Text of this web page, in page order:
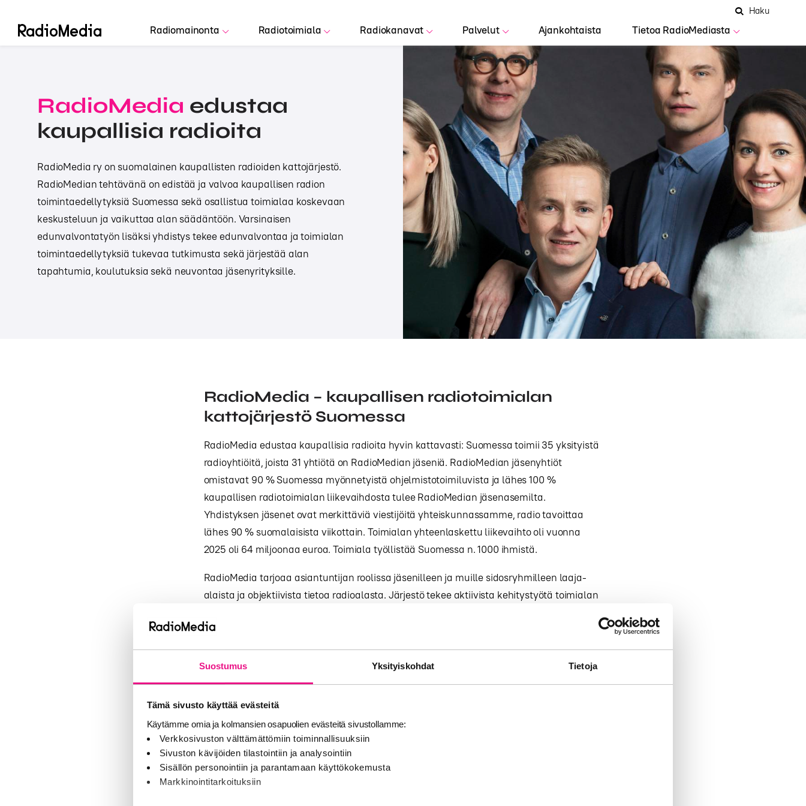
Suostumus Yksityiskohdat Tietoja
Tämä sivusto käyttää evästeitä
Käytämme omia ja kolmansien osapuolien evästeitä sivustollamme:
Verkkosivuston välttämättömiin toiminnallisuuksiin
Sivuston kävijöiden tilastointiin ja analysointiin
Sisällön personointiin ja parantamaan käyttökokemusta
Markkinointitarkoituksiin
Radiomainonta Radiotoimiala Radiokanavat Palvelut Ajankohtaista Tietoa RadioMediasta
AvaaHaku
Hae
RadioMedia edustaa
kaupallisia radioita
RadioMedia ry on suomalainen kaupallisten radioiden kattojärjestö.
RadioMedian tehtävänä on edistää ja valvoa kaupallisen radion
toimintaedellytyksiä Suomessa sekä osallistua toimialaa koskevaan
keskusteluun ja vaikuttaa alan säädäntöön. Varsinaisen
edunvalvontatyön lisäksi yhdistys tekee edunvalvontaa ja toimialan
toimintaedellytyksiä tukevaa tutkimusta sekä järjestää alan
tapahtumia, koulutuksia sekä neuvontaa jäsenyrityksille.
RadioMedia – kaupallisen radiotoimialan
kattojärjestö Suomessa
RadioMedia edustaa kaupallisia radioita hyvin kattavasti: Suomessa toimii 35 yksityistä
radioyhtiöitä, joista 31 yhtiötä on RadioMedian jäseniä. RadioMedian jäsenyhtiöt
omistavat 90 % Suomessa myönnetyistä ohjelmistotoimiluvista ja lähes 100 %
kaupallisen radiotoimialan liikevaihdosta tulee RadioMedian jäsenasemilta.
Yhdistyksen jäsenet ovat merkittäviä viestijöitä yhteiskunnassamme, radio tavoittaa
lähes 90 % suomalaisista viikottain. Toimialan yhteenlaskettu liikevaihto oli vuonna
2025 oli 64 miljoonaa euroa. Toimiala työllistää Suomessa n. 1000 ihmistä.
RadioMedia tarjoaa asiantuntijan roolissa jäsenilleen ja muille sidosryhmilleen laaja-
alaista ja objektiivista tietoa radioalasta. Järjestö tekee aktiivista kehitystyötä toimialan
Radioplayer.fi -palvelua. Lisäksi RadioMedia pyrkii edistämään toimialan imagoa sekä
radiomainonnan tasoa. Se järjestää vuosittain kaksi merkittävää radioalan tapahtumaa,
Kaiku-audiomainoskilpailun sekä RadioGaalan.
RadioMedian toiminta rahoitetaan pääosin yhteiskuntaviestinnällä, joka on
kansalaisten hyvinvointia lisäävää ja yhteiskuntaa hyödyttävää voittoa
tavoittelematonta viestintää. RadioMedian kautta yhteiskunnallisella viestijällä on
mahdollisuus viestiä kaikilla RadioMedian jäsenradiokanavilla.